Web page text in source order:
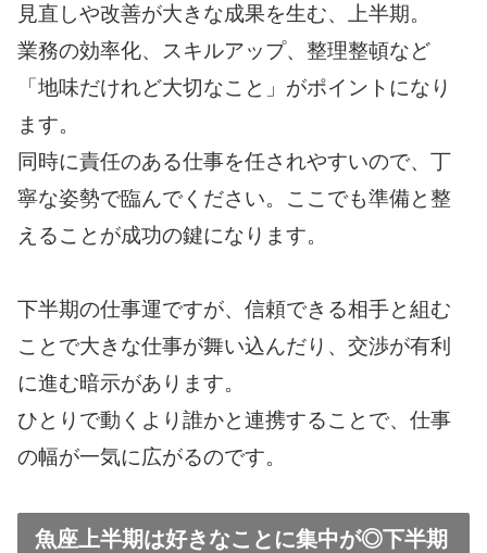
見直しや改善が大きな成果を生む、上半期。
業務の効率化、スキルアップ、整理整頓など
「地味だけれど大切なこと」がポイントになり
ます。
同時に責任のある仕事を任されやすいので、丁
寧な姿勢で臨んでください。ここでも準備と整
えることが成功の鍵になります。
下半期の仕事運ですが、信頼できる相手と組む
ことで大きな仕事が舞い込んだり、交渉が有利
に進む暗示があります。
ひとりで動くより誰かと連携することで、仕事
の幅が一気に広がるのです。
魚座上半期は好きなことに集中が◎下半期